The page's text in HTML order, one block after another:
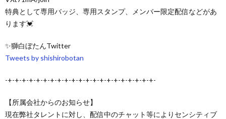
特典として専用バッジ、専用スタンプ、メンバー限定配信などがあ
ります💓
✨獅白ぼたんTwitter
Tweets by shishirobotan
-+-+-+-+-+-+-+-+-+-+-+-+-+-+-+-+-+-+-+-+-+-
【所属会社からのお知らせ】
現在弊社タレントに対し、配信中のチャット等によりセンシティブ